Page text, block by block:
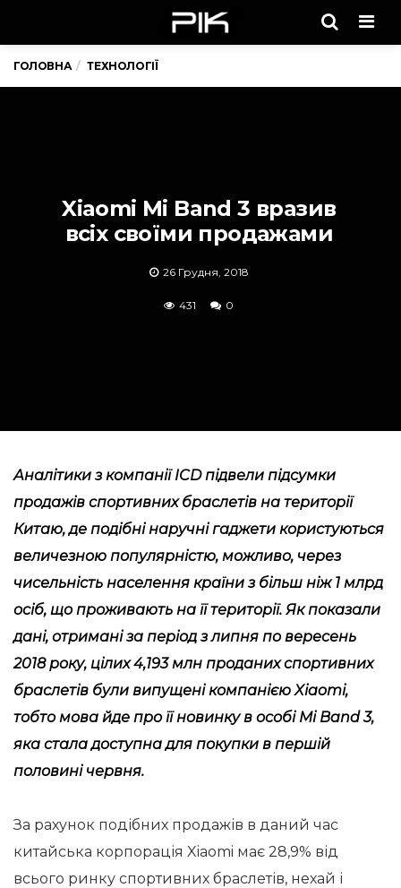
ГОЛОВНА ТЕХНОЛОГІЇ
Xiaomi Mi Band 3 вразив
всіх своїми продажами
26 Грудня, 2018
431 0
Аналітики з компанії ICD підвели підсумки
продажів спортивних браслетів на території
Китаю, де подібні наручні гаджети користуються
величезною популярністю, можливо, через
чисельність населення країни з більш ніж 1 млрд
осіб, що проживають на її території. Як показали
дані, отримані за період з липня по вересень
2018 року, цілих 4,193 млн проданих спортивних
браслетів були випущені компанією Xiaomi,
тобто мова йде про її новинку в особі Mi Band 3,
яка стала доступна для покупки в першій
половині червня.
За рахунок подібних продажів в даний час
китайська корпорація Xiaomi має 28,9% від
всього ринку спортивних браслетів, нехай і